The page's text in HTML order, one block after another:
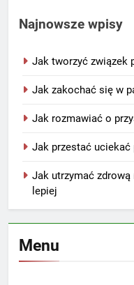
Najnowsze wpisy
Jak tworzyć związek
Jak zakochać się w
Jak rozmawiać o
Jak przestać
Jak utrzymać
lepiej
Menu